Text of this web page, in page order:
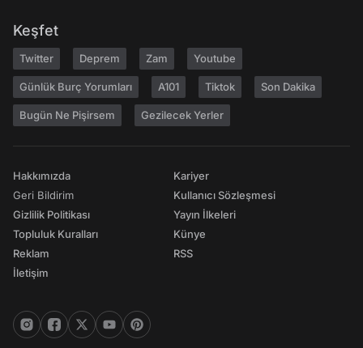
Keşfet
Twitter Deprem Zam Youtube
Günlük Burç Yorumları A101 Tiktok Son Dakika
Bugün Ne Pişirsem Gezilecek Yerler
Hakkımızda
Geri Bildirim
Gizlilik Politikası
Topluluk Kuralları
Reklam
İletişim
Kariyer
Kullanıcı Sözleşmesi
Yayın İlkeleri
Künye
RSS